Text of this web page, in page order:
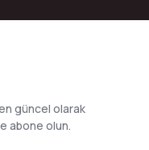
güncel olarak
abone olun.